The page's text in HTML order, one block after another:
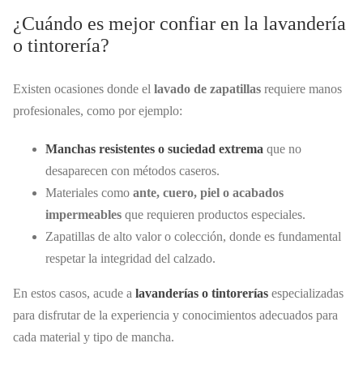
¿Cuándo es mejor confiar en la lavandería
o tintorería?
Existen ocasiones donde el lavado de zapatillas requiere manos
profesionales, como por ejemplo:
Manchas resistentes o suciedad extrema que no
desaparecen con métodos caseros.
Materiales como ante, cuero, piel o acabados
impermeables que requieren productos especiales.
Zapatillas de alto valor o colección, donde es fundamental
respetar la integridad del calzado.
En estos casos, acude a lavanderías o tintorerías especializadas
para disfrutar de la experiencia y conocimientos adecuados para
cada material y tipo de mancha.